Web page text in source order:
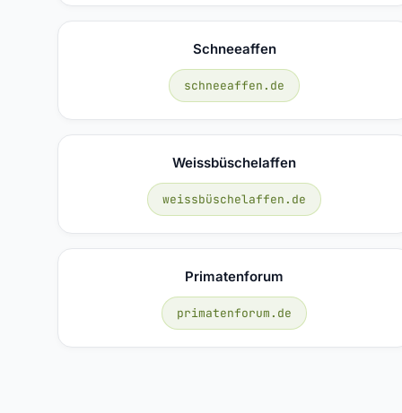
Schneeaffen
schneeaffen.de
Weissbüschelaffen
weissbüschelaffen.de
Primatenforum
primatenforum.de